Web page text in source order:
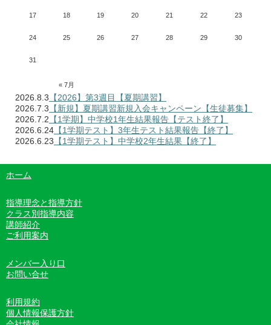
« 7月
17 18 19 20 21 22 23
24 25 26 27 28 29 30
31
2026.8.3 【2026】第3週目【夏期講習】
2026.7.3 【新規】夏期講習新規入会キャンペーン【生徒募集】
2026.7.2 【1学期】中学校1年生結果報告【テスト終了】
2026.6.24 【1学期テスト】3年生テスト結果報告【終了】
2026.6.23 【1学期テスト】中学校2年生結果【終了】
ホーム
指導理念と指導方針
クラス別指導内容
講師紹介
ご利用案内
メンバー入り口
お問い合せ
利用規約
個人情報保護方針